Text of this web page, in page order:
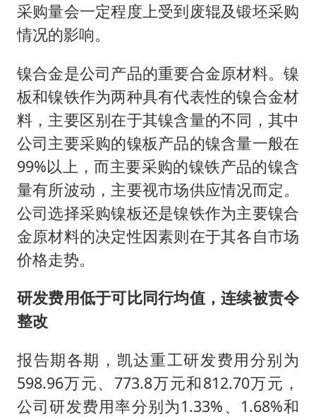
采购量会一定程度上受到废辊及锻坯采购
情况的影响。
镍合金是公司产品的重要合金原材料。镍
板和镍铁作为两种具有代表性的镍合金材
料，主要区别在于其镍含量的不同，其中
公司主要采购的镍板产品的镍含量一般在
99%以上，而主要采购的镍铁产品的镍含
量有所波动，主要视市场供应情况而定。
公司选择采购镍板还是镍铁作为主要镍合
金原材料的决定性因素则在于其各自市场
价格走势。
研发费用低于可比同行均值，连续被责令
整改
报告期各期，凯达重工研发费用分别为
598.96万元、773.8万元和812.70万元，
公司研发费用率分别为1.33%、1.68%和